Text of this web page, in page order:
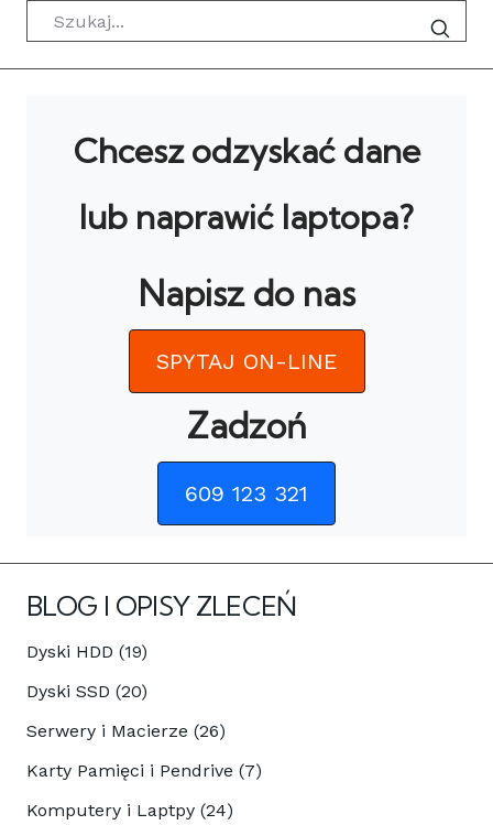
Szukaj
Chcesz odzyskać dane
lub naprawić laptopa?
Napisz do nas
SPYTAJ ON-LINE
Zadzoń
609 123 321
BLOG I OPISY ZLECEŃ
Dyski HDD (19)
Dyski SSD (20)
Serwery i Macierze (26)
Karty Pamięci i Pendrive (7)
Komputery i Laptpy (24)